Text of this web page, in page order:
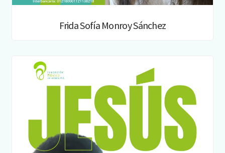
Frida Sofía Monroy Sánchez